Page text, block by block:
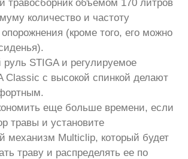
травосборник объемом 170 литров
количество и частоту
(кроме того, его можно
STIGA и регулируемое
Classic с высокой спинкой делают
еще больше времени, если
травы и установите
механизм Multiclip, который будет
траву и распределять ее по